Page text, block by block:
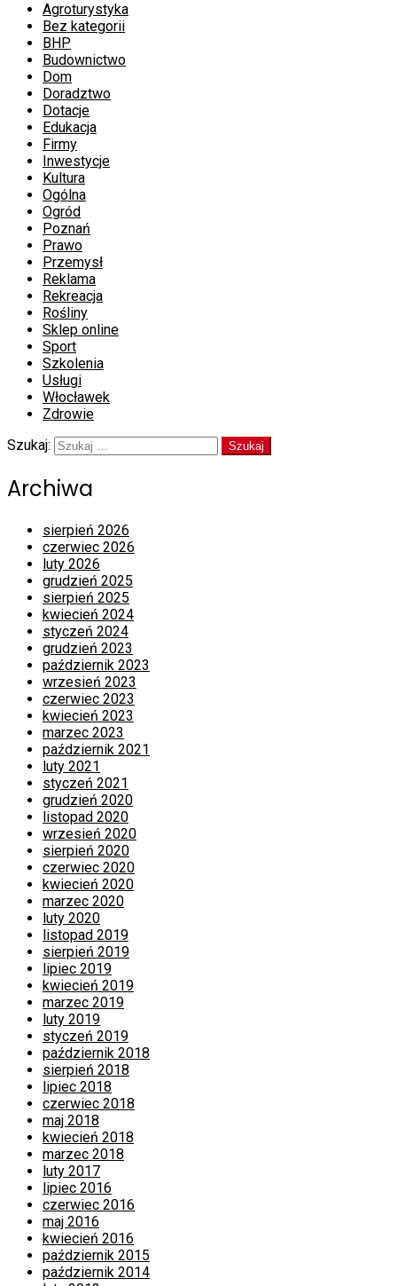
Agroturystyka
Bez kategorii
BHP
Budownictwo
Dom
Doradztwo
Dotacje
Edukacja
Firmy
Inwestycje
Kultura
Ogólna
Ogród
Poznań
Prawo
Przemysł
Reklama
Rekreacja
Rośliny
Sklep online
Sport
Szkolenia
Usługi
Włocławek
Zdrowie
Szukaj:
Archiwa
sierpień 2026
czerwiec 2026
luty 2026
grudzień 2025
sierpień 2025
kwiecień 2024
styczeń 2024
grudzień 2023
październik 2023
wrzesień 2023
czerwiec 2023
kwiecień 2023
marzec 2023
październik 2021
luty 2021
styczeń 2021
grudzień 2020
listopad 2020
wrzesień 2020
sierpień 2020
czerwiec 2020
kwiecień 2020
marzec 2020
luty 2020
listopad 2019
sierpień 2019
lipiec 2019
kwiecień 2019
marzec 2019
luty 2019
styczeń 2019
październik 2018
sierpień 2018
lipiec 2018
czerwiec 2018
maj 2018
kwiecień 2018
marzec 2018
luty 2017
lipiec 2016
czerwiec 2016
maj 2016
kwiecień 2016
październik 2015
październik 2014